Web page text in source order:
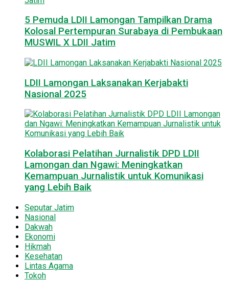
5 Pemuda LDII Lamongan Tampilkan Drama
Kolosal Pertempuran Surabaya di Pembukaan
MUSWIL X LDII Jatim
LDII Lamongan Laksanakan Kerjabakti
Nasional 2025
Kolaborasi Pelatihan Jurnalistik DPD LDII
Lamongan dan Ngawi: Meningkatkan
Kemampuan Jurnalistik untuk Komunikasi
yang Lebih Baik
Seputar Jatim
Nasional
Dakwah
Ekonomi
Hikmah
Kesehatan
Lintas Agama
Tokoh